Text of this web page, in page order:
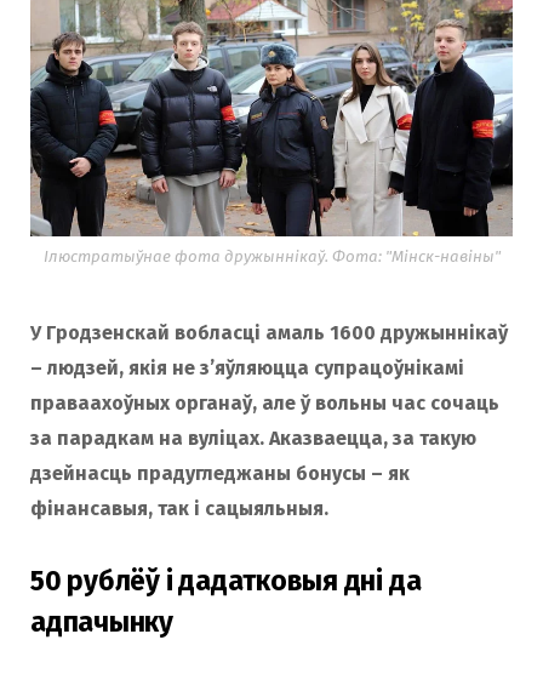
Ілюстратыўнае фота дружыннікаў. Фота: "Мінск-навіны"
У Гродзенскай вобласці амаль 1600 дружыннікаў
– людзей, якія не з’яўляюцца супрацоўнікамі
праваахоўных органаў, але ў вольны час сочаць
за парадкам на вуліцах. Аказваецца, за такую ​​
дзейнасць прадугледжаны бонусы – як
фінансавыя, так і сацыяльныя.
50 рублёў і дадатковыя дні да
адпачынку